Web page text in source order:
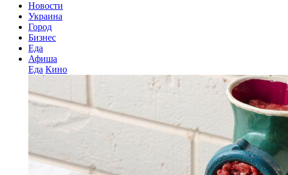
Новости
Украина
Город
Бизнес
Еда
Афиша
Еда Кино